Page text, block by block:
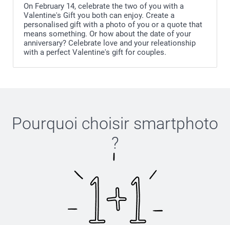
On February 14, celebrate the two of you with a
Valentine's Gift you both can enjoy. Create a
personalised gift with a photo of you or a quote that
means something. Or how about the date of your
anniversary? Celebrate love and your releationship
with a perfect Valentine's gift for couples.
Pourquoi choisir smartphoto
?